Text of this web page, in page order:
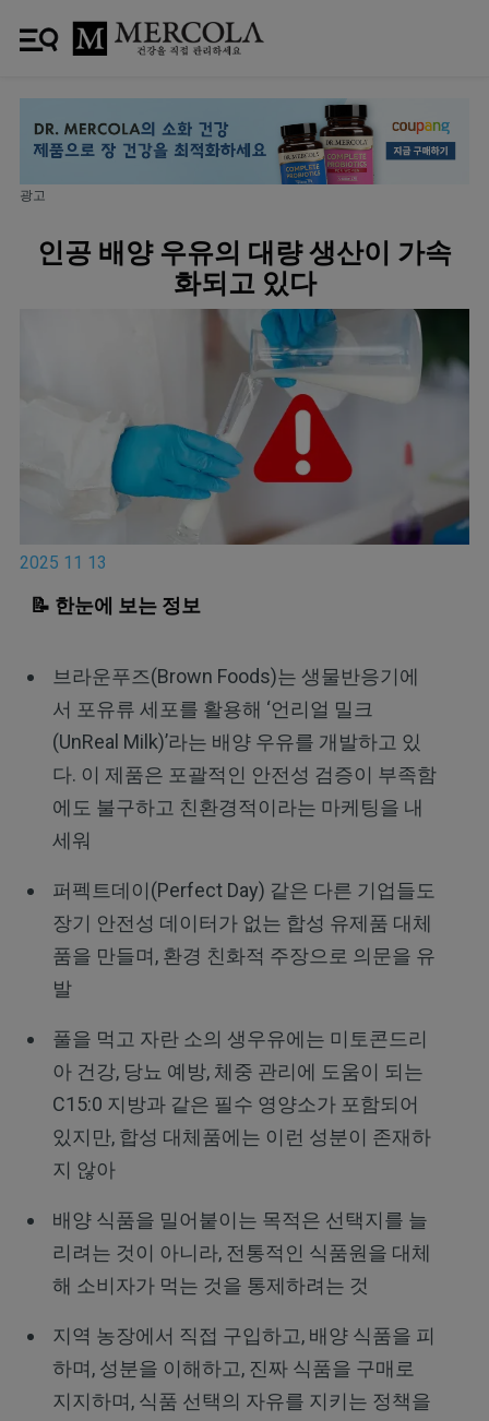
광고
인공 배양 우유의 대량 생산이 가속
화되고 있다
2025 11 13
📝 한눈에 보는 정보
브라운푸즈(Brown Foods)는 생물반응기에
서 포유류 세포를 활용해 ‘언리얼 밀크
(UnReal Milk)’라는 배양 우유를 개발하고 있
다. 이 제품은 포괄적인 안전성 검증이 부족함
에도 불구하고 친환경적이라는 마케팅을 내
세워
퍼펙트데이(Perfect Day) 같은 다른 기업들도
장기 안전성 데이터가 없는 합성 유제품 대체
품을 만들며, 환경 친화적 주장으로 의문을 유
발
풀을 먹고 자란 소의 생우유에는 미토콘드리
아 건강, 당뇨 예방, 체중 관리에 도움이 되는
C15:0 지방과 같은 필수 영양소가 포함되어
있지만, 합성 대체품에는 이런 성분이 존재하
지 않아
배양 식품을 밀어붙이는 목적은 선택지를 늘
리려는 것이 아니라, 전통적인 식품원을 대체
해 소비자가 먹는 것을 통제하려는 것
지역 농장에서 직접 구입하고, 배양 식품을 피
하며, 성분을 이해하고, 진짜 식품을 구매로
지지하며, 식품 선택의 자유를 지키는 정책을